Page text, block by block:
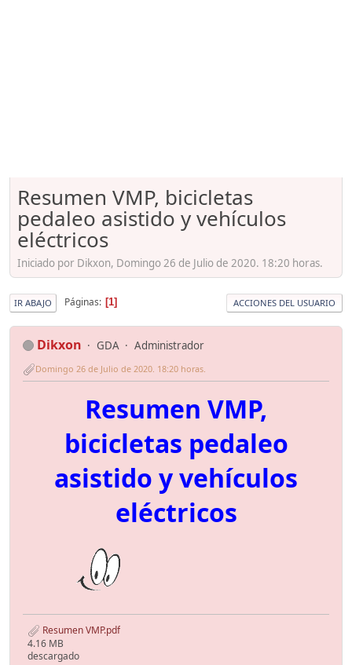
Resumen VMP, bicicletas
pedaleo asistido y vehículos
eléctricos
Iniciado por Dikxon, Domingo 26 de Julio de 2020. 18:20 horas.
IR ABAJO Páginas 1 ACCIONES DEL USUARIO
Dikxon GDA Administrador
Domingo 26 de Julio de 2020. 18:20 horas.
Resumen VMP,
bicicletas pedaleo
asistido y vehículos
eléctricos
Resumen VMP.pdf
4.16 MB
descargado